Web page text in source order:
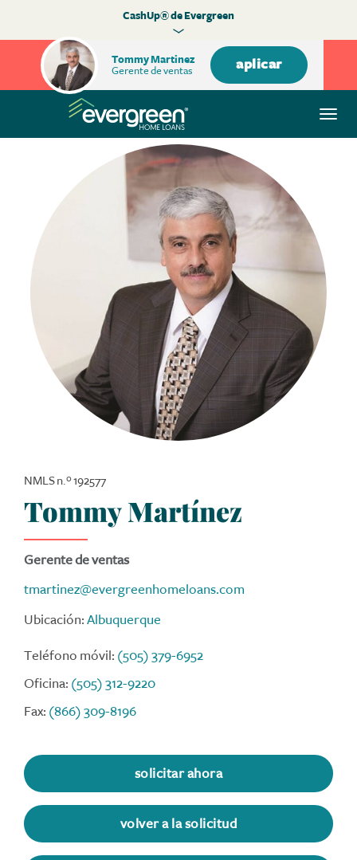
Tommy Martinez
Gerente de ventas
aplicar
CashUp® de Evergreen
NMLS n.º 192577
Tommy Martínez
Gerente de ventas
tmartinez@evergreenhomeloans.com
Ubicación:Albuquerque
Teléfono móvil: (505) 379-6952
Oficina: (505) 312-9220
Fax: (866) 309-8196
solicitar ahora
volver a la solicitud